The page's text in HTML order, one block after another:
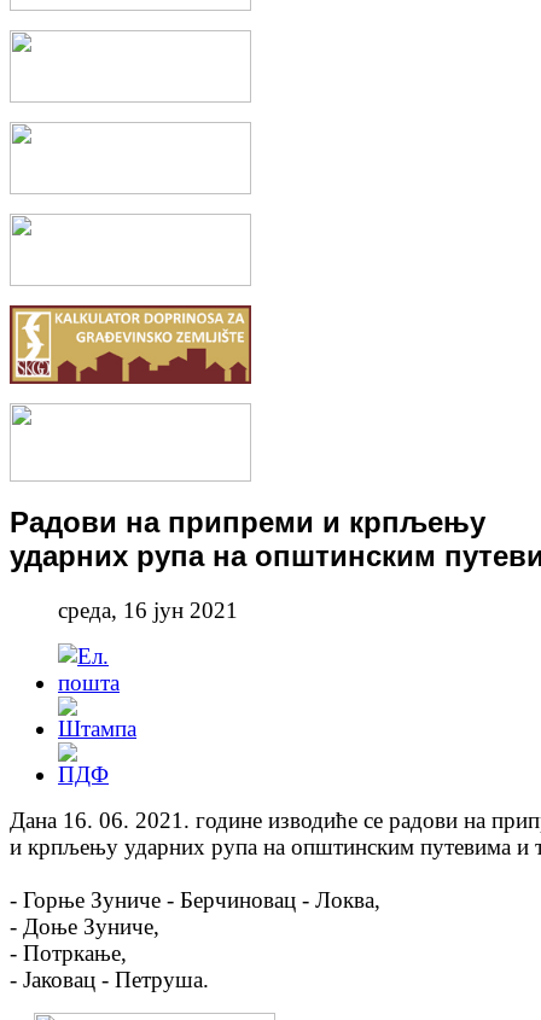
Бањица
Не зна се тачно када су људи, лечења ради, почели да се
периода, као и у...
Радови на припреми и крпљењу
ударних рупа на општинским
среда, 16 јун 2021
Дана 16. 06. 2021. године изводиће се радови на
и крпљењу ударних рупа на општинским путевима и
- Горње Зуниче - Берчиновац - Локва,
- Доње Зуниче,
- Потркање,
- Јаковац - Петруша.